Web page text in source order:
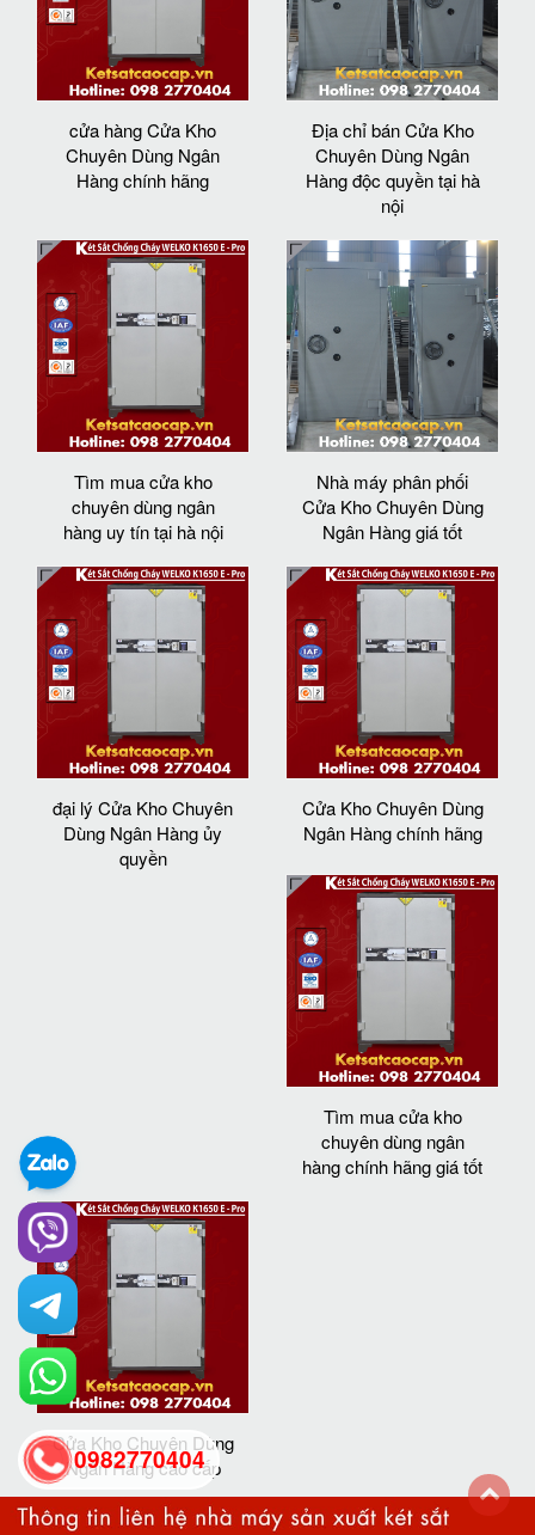
cửa hàng Cửa Kho
Chuyên Dùng Ngân
Hàng chính hãng
Địa chỉ bán Cửa Kho
Chuyên Dùng Ngân
Hàng độc quyền tại hà
nội
Tìm mua cửa kho
chuyên dùng ngân
hàng uy tín tại hà nội
Nhà máy phân phối
Cửa Kho Chuyên Dùng
Ngân Hàng giá tốt
đại lý Cửa Kho Chuyên
Dùng Ngân Hàng ủy
quyền
Cửa Kho Chuyên Dùng
Ngân Hàng chính hãng
Tìm mua cửa kho
chuyên dùng ngân
hàng chính hãng giá tốt
Cửa Kho Chuyên Dùng
Ngân Hàng cao cấp
0982770404